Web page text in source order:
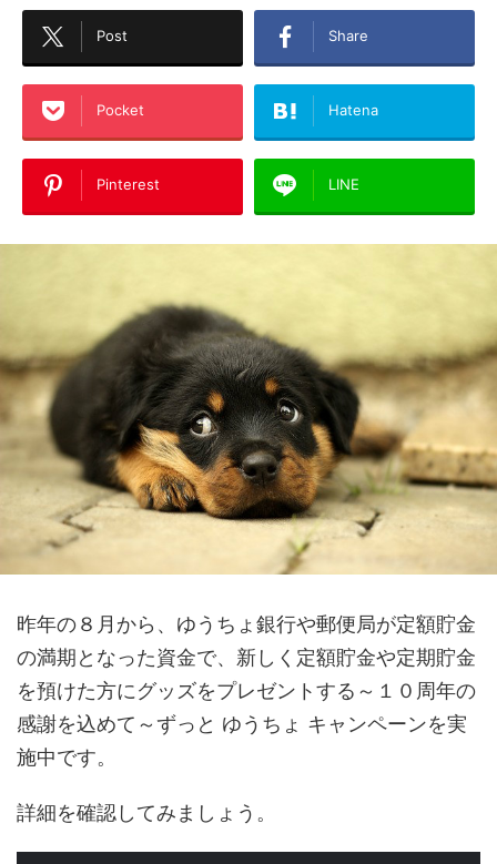
Post Share
Pocket Hatena
Pinterest LINE
昨年の８月から、ゆうちょ銀行や郵便局が定額貯金
の満期となった資金で、新しく定額貯金や定期貯金
を預けた方にグッズをプレゼントする～１０周年の
感謝を込めて～ずっと ゆうちょ キャンペーンを実
施中です。
詳細を確認してみましょう。